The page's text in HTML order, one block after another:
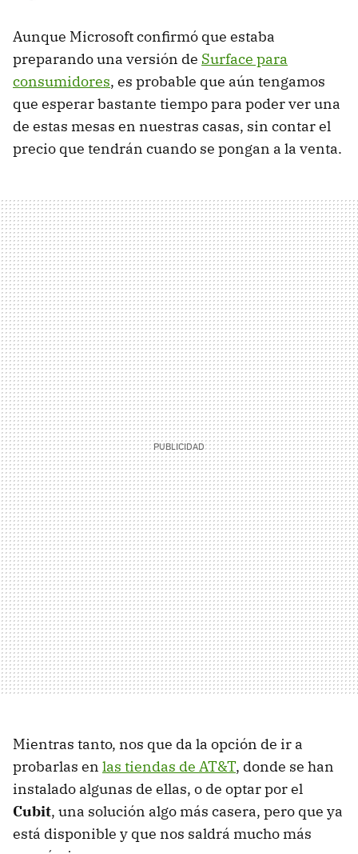
Aunque Microsoft confirmó que estaba
preparando una versión de Surface para
consumidores, es probable que aún tengamos
que esperar bastante tiempo para poder ver una
de estas mesas en nuestras casas, sin contar el
precio que tendrán cuando se pongan a la venta.
Mientras tanto, nos que da la opción de ir a
probarlas en las tiendas de AT&T, donde se han
instalado algunas de ellas, o de optar por el
Cubit, una solución algo más casera, pero que ya
está disponible y que nos saldrá mucho más